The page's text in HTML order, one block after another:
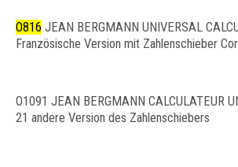
O816 JEAN BERGMANN UNIVERSAL
Französische Version mit Zahlenschieber
O1091 JEAN BERGMANN CALCULATEUR
21 andere Version des Zahlenschiebers